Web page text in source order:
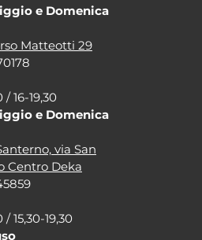
e Domenica
Matteotti 29
16-19,30
e Domenica
via San
Centro Deka
15,30-19,30